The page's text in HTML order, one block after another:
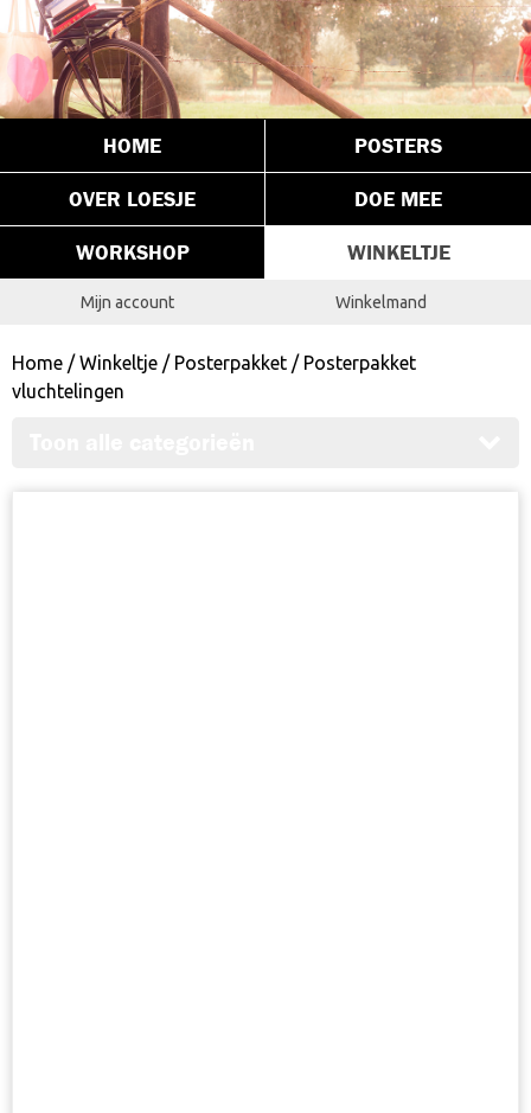
HOME POSTERS
OVER LOESJE DOE MEE
WORKSHOP WINKELTJE
Mijn account Winkelmand
Home /Winkeltje / Posterpakket / Posterpakket
vluchtelingen